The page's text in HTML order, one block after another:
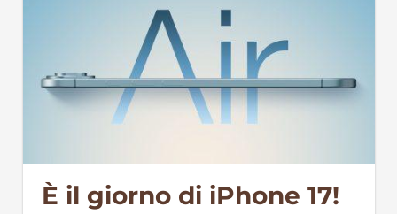
È il giorno di iPhone 17!